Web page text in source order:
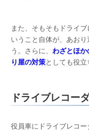
また、そもそもドライ
いうこと自体が、あお
う。さらに、 わざとほか
り屋の対策としても役立
ドライブレコー
役員車にドライブレコ